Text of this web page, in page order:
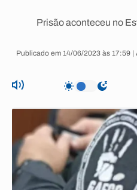
Prisão aconteceu no
Publicado em 14/06/2023 às 17:59